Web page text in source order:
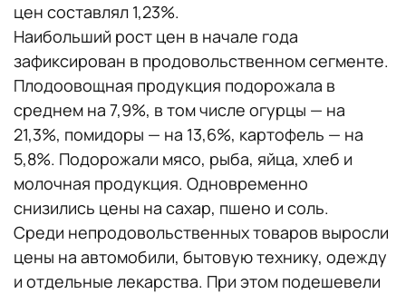
цен составлял 1,23%.
Наибольший рост цен в начале года
зафиксирован в продовольственном сегменте.
Плодоовощная продукция подорожала в
среднем на 7,9%, в том числе огурцы — на
21,3%, помидоры — на 13,6%, картофель — на
5,8%. Подорожали мясо, рыба, яйца, хлеб и
молочная продукция. Одновременно
снизились цены на сахар, пшено и соль.
Среди непродовольственных товаров выросли
цены на автомобили, бытовую технику, одежду
и отдельные лекарства. При этом подешевели